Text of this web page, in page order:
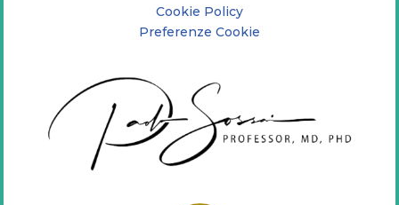
Cookie Policy
Preferenze Cookie